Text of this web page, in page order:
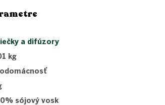
a difúzory
kg
sójový vosk